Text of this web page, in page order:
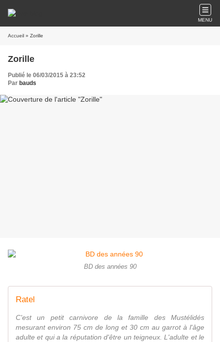
MENU
Accueil » Zorille
Zorille
Publié le 06/03/2015 à 23:52
Par bauds
BD des années 90
Ratel
C'est un petit carnivore de la famille des Mustélidés
mesurant environ 75 cm de long et 30 cm au garrot à l'âge
adulte et qui a la réputation d'être un teigneux. L'adulte et le